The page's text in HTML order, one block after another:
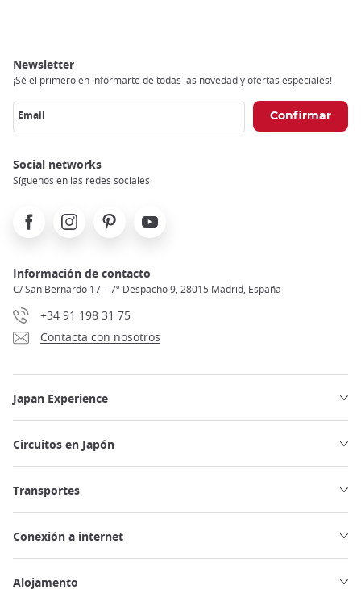
Newsletter
¡Sé el primero en informarte de todas las novedad y ofertas especiales!
Email
Social networks
Síguenos en las redes sociales
FacebookInstagramPinterest Youtube
Información de contacto
C/ San Bernardo 17 – 7º Despacho 9, 28015 Madrid, España
+34 91 198 31 75
Contacta con nosotros
Japan Experience
Circuitos en Japón
Transportes
Conexión a internet
Alojamento